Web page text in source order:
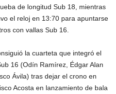
de longitud Sub 18, mientras
el reloj en 13:70 para apuntarse
con vallas Sub 16.
la cuarteta que integró el
16 (Odín Ramírez, Édgar Alan
Ávila) tras dejar el crono en
Acosta en lanzamiento de bala